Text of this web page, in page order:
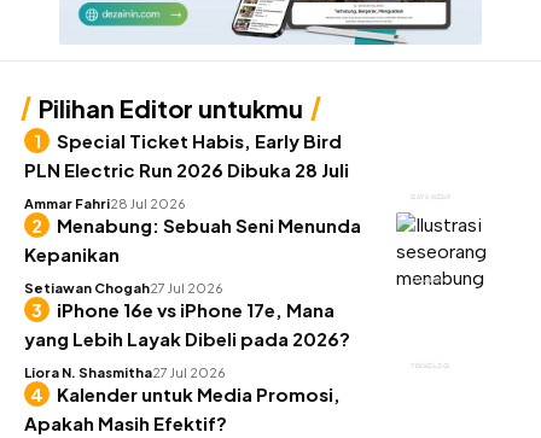
Pilihan Editor untukmu
GAYA HIDUP
Special Ticket Habis, Early Bird
PLN Electric Run 2026 Dibuka 28 Juli
Ammar Fahri28 Jul 2026
KEUANGAN
Menabung: Sebuah Seni Menunda
Kepanikan
Setiawan Chogah27 Jul 2026
TEKNOLOGI
iPhone 16e vs iPhone 17e, Mana
yang Lebih Layak Dibeli pada 2026?
Liora N. Shasmitha27 Jul 2026
Kalender untuk Media Promosi,
Apakah Masih Efektif?